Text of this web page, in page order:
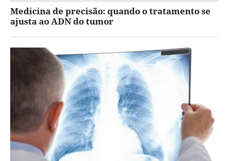
Medicina de precisão: quando o tratamento se
ajusta ao ADN do tumor